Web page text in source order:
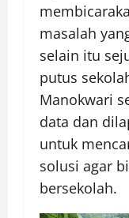
masalah
selain itu
putus
Manokwari
data dan
untuk
solusi agar
bersekolah.